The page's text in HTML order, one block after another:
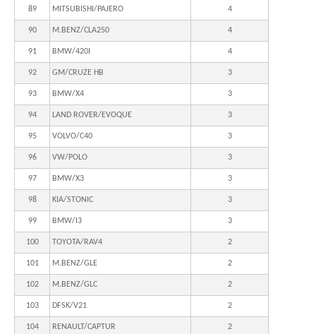
89 MITSUBISHI/PAJERO 4
90 M.BENZ/CLA250 4
91 BMW/420I 4
92 GM/CRUZE HB 3
93 BMW/X4 3
94 LAND ROVER/EVOQUE 3
95 VOLVO/C40 3
96 VW/POLO 3
97 BMW/X3 3
98 KIA/STONIC 3
99 BMW/I3 3
100 TOYOTA/RAV4 2
101 M.BENZ/GLE 2
102 M.BENZ/GLC 2
103 DFSK/V21 2
104 RENAULT/CAPTUR 2